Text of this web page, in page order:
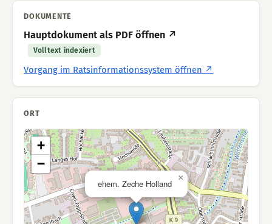
DOKUMENTE
Hauptdokument als PDF öffnen ↗
Volltext indexiert
Vorgang im Ratsinformationssystem öffnen ↗
ORT
ehem. Zeche Holland
×
+
−